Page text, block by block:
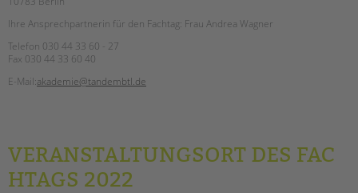
Ihre Ansprechpartnerin für den Fachtag: Frau Andrea Wagner
Telefon 030 44 33 60 - 27
Fax 030 44 33 60 40
E-Mail:akademie@tandembtl.de
VERANSTALTUNGSORT DES FAC
HTAGS 2022